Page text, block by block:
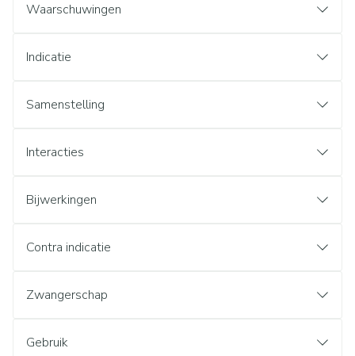
Waarschuwingen
Indicatie
Samenstelling
Interacties
Bijwerkingen
Contra indicatie
Zwangerschap
Gebruik